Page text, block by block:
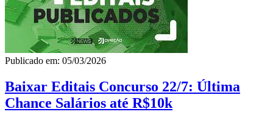
Publicado em: 05/03/2026
Baixar Editais Concurso 22/7: Última
Chance Salários até R$10k